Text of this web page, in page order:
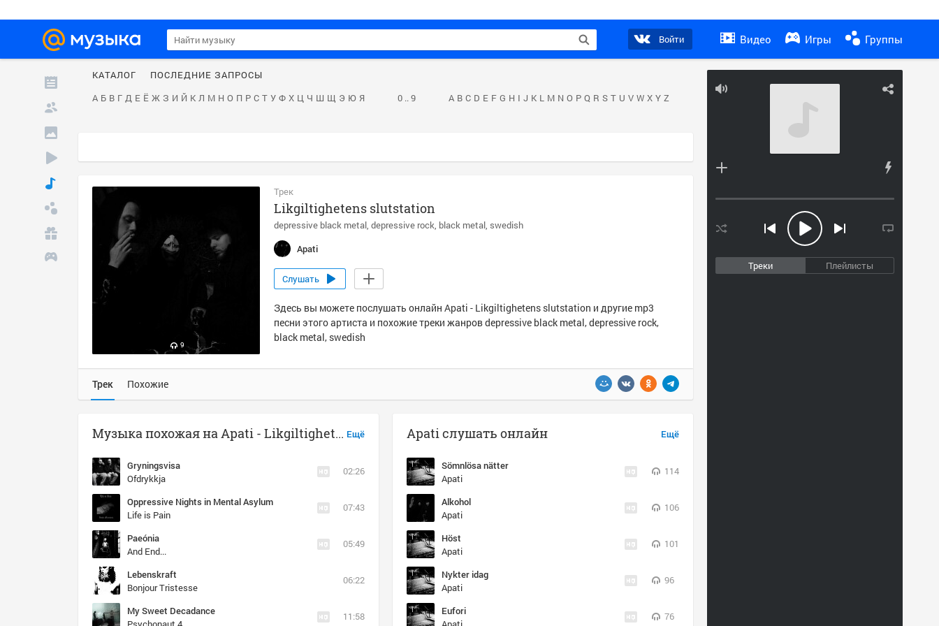
Войти Видео Игры Группы
Треки Плейлисты
КАТАЛОГ
ПОСЛЕДНИЕ ЗАПРОСЫ
А Б В Г Д Е Ё Ж З И Й К Л М Н О П Р С Т У Ф Х Ц Ч Ш Щ Э Ю Я 0 .. 9 A B C D E F G H I J K L M N O P Q R S T U V W X Y Z
9
Трек
Likgiltighetens slutstation
depressive black metal depressive rock black metal swedish
Apati
Слушать
Здесь вы можете послушать онлайн Apati - Likgiltighetens slutstation и другие mp3
песни этого артиста и похожие треки жанров depressive black metal, depressive rock,
black metal, swedish
Трек Похожие
Ещё
Музыка похожая на Apati - Likgiltighetens slutstation
Gryningsvisa
Ofdrykkja
02:26
Oppressive Nights in Mental Asylum
Life is Pain
07:43
Paeónia
And End...
05:49
Lebenskraft
Bonjour Tristesse
06:22
My Sweet Decadance
11:58
Ещё
Apati слушать онлайн
Sömnlösa nätter
Apati
114
Alkohol
Apati
106
Höst
Apati
101
Nykter idag
Apati
96
Eufori
76